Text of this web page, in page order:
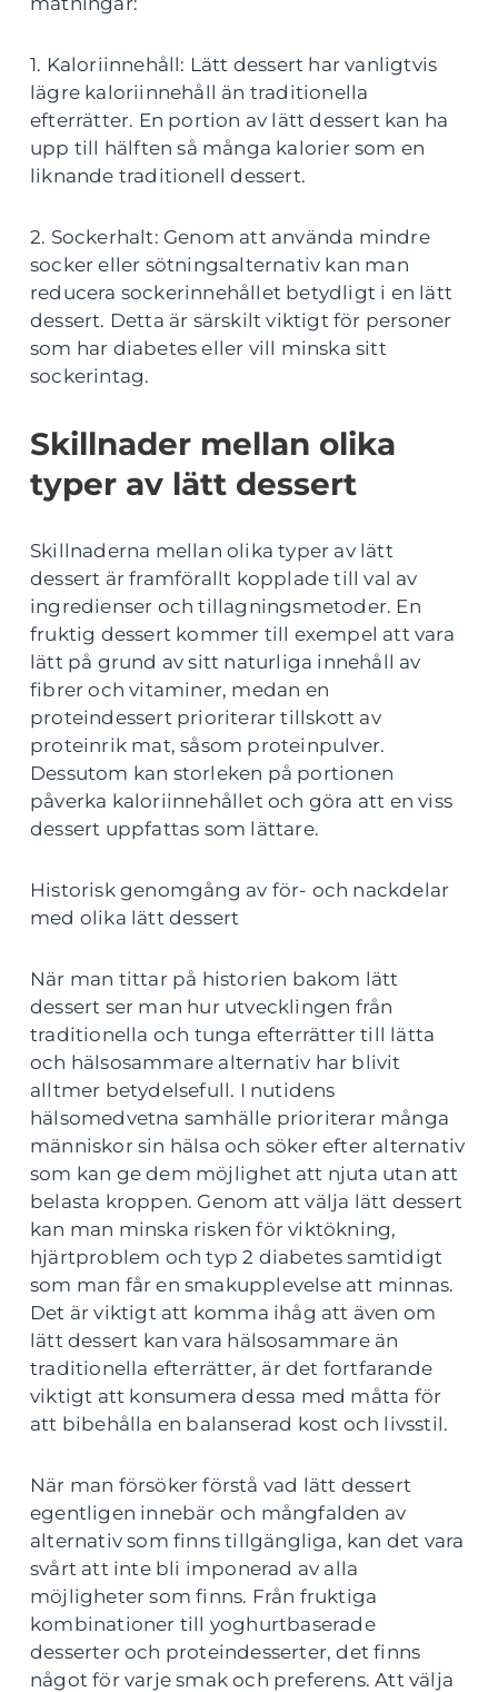
1. Kaloriinnehåll: Lätt dessert har vanligtvis
lägre kaloriinnehåll än traditionella
efterrätter. En portion av lätt dessert kan ha
upp till hälften så många kalorier som en
liknande traditionell dessert.
2. Sockerhalt: Genom att använda mindre
socker eller sötningsalternativ kan man
reducera sockerinnehållet betydligt i en lätt
dessert. Detta är särskilt viktigt för personer
som har diabetes eller vill minska sitt
sockerintag.
Skillnader mellan olika
typer av lätt dessert
Skillnaderna mellan olika typer av lätt
dessert är framförallt kopplade till val av
ingredienser och tillagningsmetoder. En
fruktig dessert kommer till exempel att vara
lätt på grund av sitt naturliga innehåll av
fibrer och vitaminer, medan en
proteindessert prioriterar tillskott av
proteinrik mat, såsom proteinpulver.
Dessutom kan storleken på portionen
påverka kaloriinnehållet och göra att en viss
dessert uppfattas som lättare.
Historisk genomgång av för- och nackdelar
med olika lätt dessert
När man tittar på historien bakom lätt
dessert ser man hur utvecklingen från
traditionella och tunga efterrätter till lätta
och hälsosammare alternativ har blivit
alltmer betydelsefull. I nutidens
hälsomedvetna samhälle prioriterar många
människor sin hälsa och söker efter alternativ
som kan ge dem möjlighet att njuta utan att
belasta kroppen. Genom att välja lätt dessert
kan man minska risken för viktökning,
hjärtproblem och typ 2 diabetes samtidigt
som man får en smakupplevelse att minnas.
Det är viktigt att komma ihåg att även om
lätt dessert kan vara hälsosammare än
traditionella efterrätter, är det fortfarande
viktigt att konsumera dessa med måtta för
att bibehålla en balanserad kost och livsstil.
När man försöker förstå vad lätt dessert
egentligen innebär och mångfalden av
alternativ som finns tillgängliga, kan det vara
svårt att inte bli imponerad av alla
möjligheter som finns. Från fruktiga
kombinationer till yoghurtbaserade
desserter och proteindesserter, det finns
något för varje smak och preferens. Att välja